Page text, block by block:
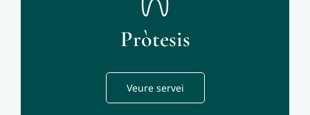
Pròtesis
Veure servei